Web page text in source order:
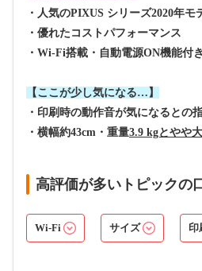
・人気のPIXUS シリーズ2020年モ
・優れたコストパフォーマンス
・Wi-Fi搭載・自動電源ON機能付き
【ここが少し気になる…】
・印刷時の動作音が気になるとの
・横幅約43cm・重量3.9 kgとやや
高評価が多いトピックの
Wi-Fi サイズ 印